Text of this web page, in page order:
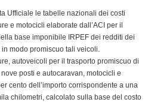
i
n
F
r
i
e
n
d
l
Ufficiale le tabelle nazionali dei costi
e motocicli elaborate dall’ACI per il
base imponibile IRPEF dei redditi dei
modo promiscuo tali veicoli.
autoveicoli per il trasporto promiscuo di
posti e autocaravan, motocicli e
cento dell’importo corrispondente a una
chilometri, calcolato sulla base del costo